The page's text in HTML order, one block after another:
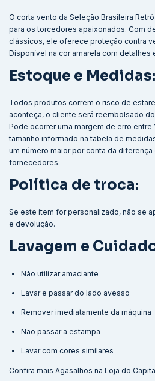
O corta vento da Seleção Brasileira
para os torcedores apaixonados. Com
clássicos, ele oferece proteção contra
Disponível na cor amarela com detalhes
Estoque e Medidas:
Todos produtos correm o risco de
aconteça, o cliente será reembolsado
Pode ocorrer uma margem de erro entre
tamanho informado na tabela de
um número maior por conta da
fornecedores.
Política de troca:
Se este item for personalizado, não se
e devolução.
Lavagem e
Não utilizar amaciante
Lavar e passar do lado avesso
Remover imediatamente da máquina
Não passar a estampa
Lavar com cores similares
Confira mais Agasalhos na Loja do